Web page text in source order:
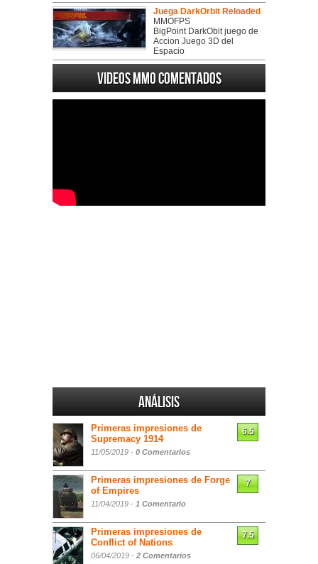
Juega DarkOrbit Reloaded
MMOFPS
BigPoint DarkObit juego de
Accion Juego 3D del
Espacio
Videos MMO Comentados
Análisis
Primeras impresiones de
Supremacy 1914
11/05/2019 - 0 Comentarios
6.5
Primeras impresiones de Forge
of Empires
11/04/2019 - 1 Comentario
7
Primeras impresiones de
Conflict of Nations
06/04/2019 - 2 Comentarios
7.5